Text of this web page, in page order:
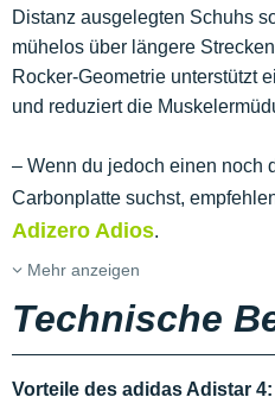
Distanz ausgelegten Schuhs
mühelos über längere
Rocker-Geometrie unterstützt
und reduziert die
– Wenn du jedoch einen noch
Carbonplatte suchst,
Adizero Adios.
Mehr anzeigen
Technische
Vorteile des adidas Adistar 4: